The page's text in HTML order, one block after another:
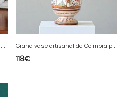
V
ase ancien en barbotine tulipe signé Bassano
G
rand vase artisanal de Coimbra peint à la main, pièce unique
118€